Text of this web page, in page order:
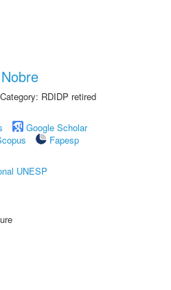
RDIDP retired
Google Scholar
Fapesp
UNESP